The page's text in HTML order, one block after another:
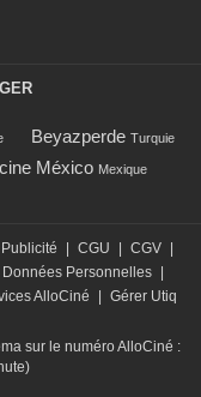
Beyazperde Turquie
México Mexique
Publicité | CGU | CGV |
Données Personnelles |
AlloCiné | Gérer Utiq
sur le numéro AlloCiné :